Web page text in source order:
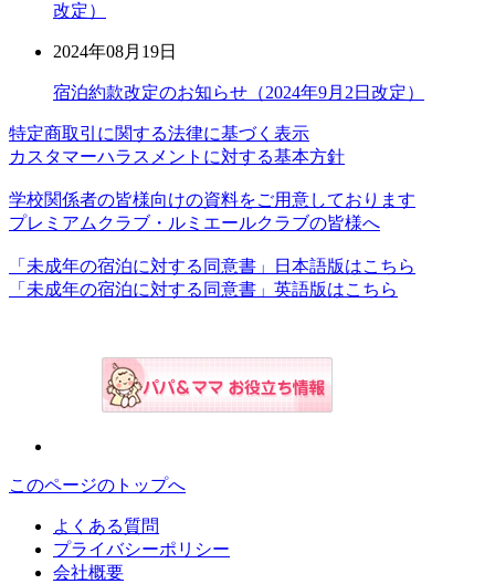
改定）
2024年08月19日
宿泊約款改定のお知らせ（2024年9月2日改定）
特定商取引に関する法律に基づく表示
カスタマーハラスメントに対する基本方針
学校関係者の皆様向けの資料をご用意しております
プレミアムクラブ・ルミエールクラブの皆様へ
「未成年の宿泊に対する同意書」日本語版はこちら
「未成年の宿泊に対する同意書」英語版はこちら
このページのトップへ
よくある質問
プライバシーポリシー
会社概要